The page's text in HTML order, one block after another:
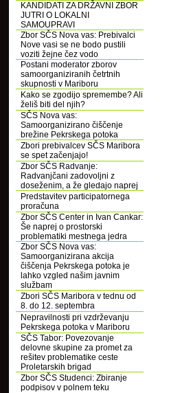
KANDIDATI ZA DRŽAVNI ZBOR
JUTRI O LOKALNI
SAMOUPRAVI
Zbor SČS Nova vas: Prebivalci
Nove vasi se ne bodo pustili
voziti žejne čez vodo
Postani moderator zborov
samoorganiziranih četrtnih
skupnosti v Mariboru
Kako se zgodijo spremembe? Ali
želiš biti del njih?
SČS Nova vas:
Samoorganizirano čiščenje
brežine Pekrskega potoka
Zbori prebivalcev SČS Maribora
se spet začenjajo!
Zbor SČS Radvanje:
Radvanjčani zadovoljni z
doseženim, a že gledajo naprej
Predstavitev participatornega
proračuna
Zbor SČS Center in Ivan Cankar:
Še naprej o prostorski
problematiki mestnega jedra
Zbor SČS Nova vas:
Samoorganizirana akcija
čiščenja Pekrskega potoka je
lahko vzgled našim javnim
službam
Zbori SČS Maribora v tednu od
8. do 12. septembra
Nepravilnosti pri vzdrževanju
Pekrskega potoka v Mariboru
SČS Tabor: Povezovanje
delovne skupine za promet za
rešitev problematike ceste
Proletarskih brigad
Zbor SČS Studenci: Zbiranje
podpisov v polnem teku